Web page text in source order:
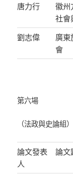
唐力行
徽州
社會
劉志偉
廣東
會
第六場
（法政與史論組
論文發表
人
論文